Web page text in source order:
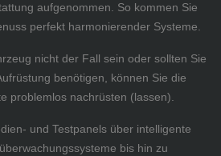
aufgenommen. So kommen Sie
perfekt harmonierender Systeme.
nicht der Fall sein oder sollten Sie
benötigen, können Sie die
problemlos nachrüsten (lassen).
und Testpanels über intelligente
bis hin zu